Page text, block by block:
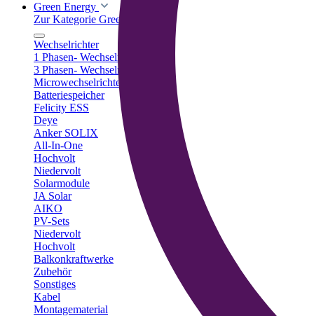
Green Energy
Zur Kategorie Green Energy
Wechselrichter
1 Phasen- Wechselrichter
3 Phasen- Wechselrichter
Microwechselrichter
Batteriespeicher
Felicity ESS
Deye
Anker SOLIX
All-In-One
Hochvolt
Niedervolt
Solarmodule
JA Solar
AIKO
PV-Sets
Niedervolt
Hochvolt
Balkonkraftwerke
Zubehör
Sonstiges
Kabel
Montagematerial